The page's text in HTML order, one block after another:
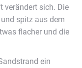
verändert sich. Die
spitz aus dem
flacher und die
ein